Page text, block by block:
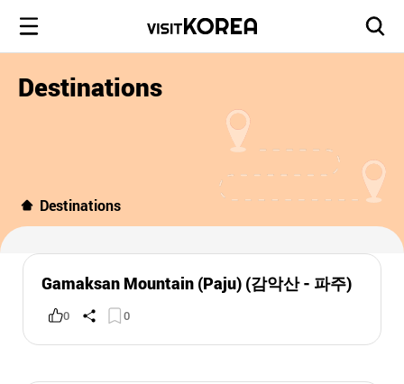
Destinations
Destinations
Gamaksan Mountain (Paju) (감악산 - 파주)
0 0